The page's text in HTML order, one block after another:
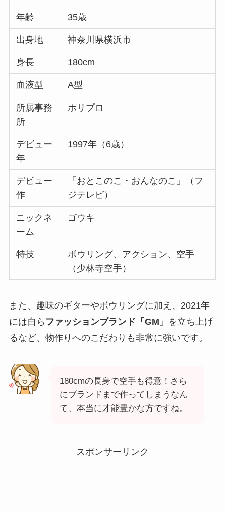
年齢 35歳
出身地 神奈川県横浜市
身長 180cm
血液型 A型
所属事務
所
ホリプロ
デビュー
年
1997年（6歳）
デビュー
作
「おとこのこ・おんなのこ」（フ
ジテレビ）
ニックネ
ーム
ゴウキ
特技
ボウリング、アクション、空手
（少林寺空手）
また、趣味のギターやボウリングに加え、2021年
には自ら ファッションブランド「GM」 を立ち上げ
るなど、物作りへのこだわりも非常に強いです。
180cmの長身で空手も得意！さら
にブランドまで作ってしまうなん
て、本当に才能豊かな方ですね。
スポンサーリンク